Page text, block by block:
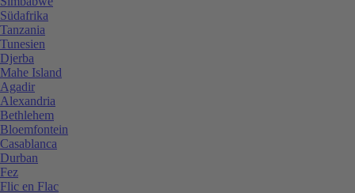
Südafrika
Tanzania
Tunesien
Djerba
Mahe Island
Agadir
Alexandria
Bethlehem
Bloemfontein
Casablanca
Durban
Fez
Flic en Flac